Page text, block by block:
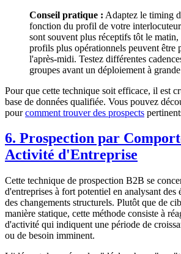
Conseil pratique : Adaptez le timing
fonction du profil de votre
sont souvent plus réceptifs tôt le matin,
profils plus opérationnels peuvent être
l'après-midi. Testez différentes
groupes avant un déploiement à
Pour que cette technique soit efficace, il est
base de données qualifiée. Vous pouvez
pourcomment trouver des prospects
6. Prospection par
Activité d'Entreprise
Cette technique de prospection B2B se
d'entreprises à fort potentiel en analysant des
des changements structurels. Plutôt que de
manière statique, cette méthode consiste à
d'activité qui indiquent une période de
ou de besoin imminent.